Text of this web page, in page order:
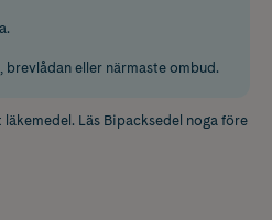
eller närmaste ombud.
Läs Bipacksedel noga före